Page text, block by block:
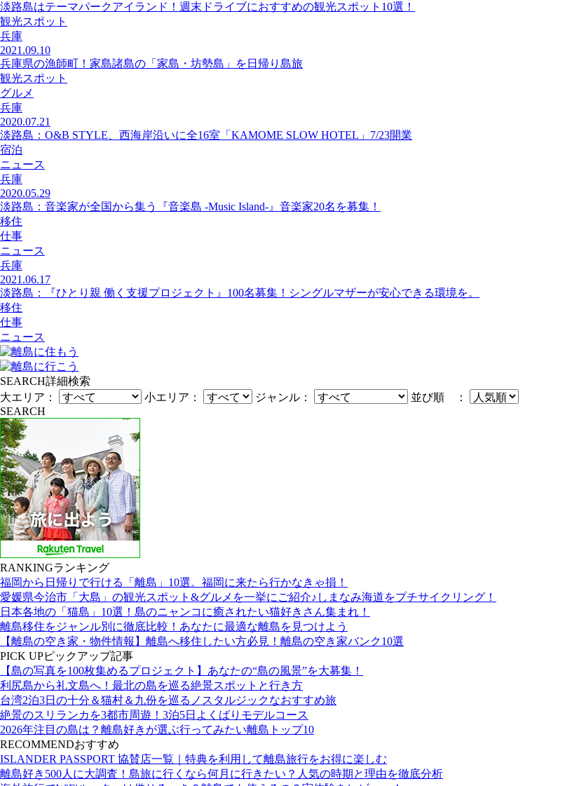
淡路島はテーマパークアイランド！週末ドライブにおすすめの観光スポット10選！
観光スポット
兵庫
2021.09.10
兵庫県の漁師町！家島諸島の「家島・坊勢島」を日帰り島旅
観光スポット
グルメ
兵庫
2020.07.21
淡路島：O&B STYLE、西海岸沿いに全16室「KAMOME SLOW HOTEL」7/23開業
宿泊
ニュース
兵庫
2020.05.29
淡路島：音楽家が全国から集う『音楽島 -Music Island-』音楽家20名を募集！
移住
仕事
ニュース
兵庫
2021.06.17
淡路島：『ひとり親 働く支援プロジェクト』100名募集！シングルマザーが安心できる環境を。
移住
仕事
ニュース
SEARCH詳細検索
大エリア：
小エリア： ジャンル：
並び順 ：
SEARCH
RANKINGランキング
福岡から日帰りで行ける「離島」10選。福岡に来たら行かなきゃ損！
愛媛県今治市「大島」の観光スポット&グルメを一挙にご紹介♪しまなみ海道をプチサイクリング！
日本各地の「猫島」10選！島のニャンコに癒されたい猫好きさん集まれ！
離島移住をジャンル別に徹底比較！あなたに最適な離島を見つけよう
【離島の空き家・物件情報】離島へ移住したい方必見！離島の空き家バンク10選
PICK UPピックアップ記事
【島の写真を100枚集めるプロジェクト】あなたの“島の風景”を大募集！
利尻島から礼文島へ！最北の島を巡る絶景スポットと行き方
台湾2泊3日の十分＆猫村＆九份を巡るノスタルジックなおすすめ旅
絶景のスリランカを3都市周遊！3泊5日よくばりモデルコース
2026年注目の島は？離島好きが選ぶ行ってみたい離島トップ10
RECOMMENDおすすめ
ISLANDER PASSPORT 協賛店一覧｜特典を利用して離島旅行をお得に楽しむ
離島好き500人に大調査！島旅に行くなら何月に行きたい？人気の時期と理由を徹底分析